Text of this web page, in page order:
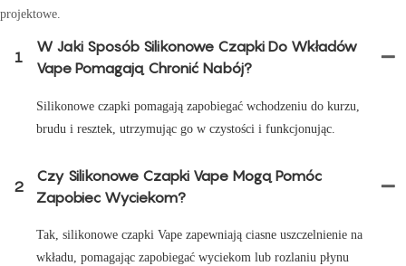
projektowe.
1
W Jaki Sposób Silikonowe Czapki Do Wkładów
Vape Pomagają Chronić Nabój?
Silikonowe czapki pomagają zapobiegać wchodzeniu do kurzu,
brudu i resztek, utrzymując go w czystości i funkcjonując.
2
Czy Silikonowe Czapki Vape Mogą Pomóc
Zapobiec Wyciekom?
Tak, silikonowe czapki Vape zapewniają ciasne uszczelnienie na
wkładu, pomagając zapobiegać wyciekom lub rozlaniu płynu